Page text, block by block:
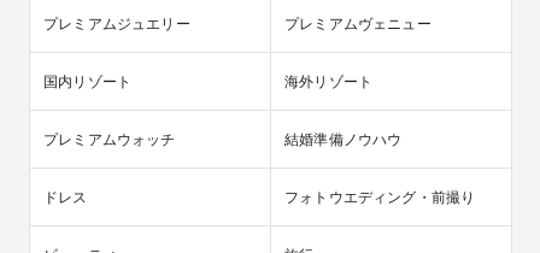
プレミアムジュエリー プレミアムヴェニュー
国内リゾート 海外リゾート
プレミアムウォッチ 結婚準備ノウハウ
ドレス フォトウエディング・前撮り